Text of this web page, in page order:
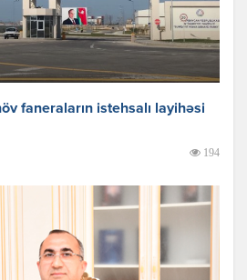
faneraların istehsalı layihəsi
194